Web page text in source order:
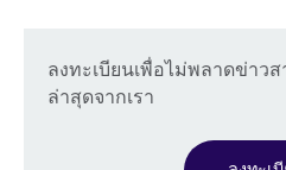
ลงทะเบียนเพื่อไม่พลาดข่าว
ล่าสุดจากเรา